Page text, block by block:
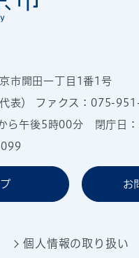
市開田一丁目1番1号
代表） ファクス：075-
ら午後5時00分 閉庁日
お
個人情報の取り扱い